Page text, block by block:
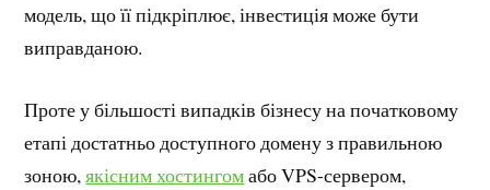
модель, що її підкріплює, інвестиція може бути
виправданою.
Проте у більшості випадків бізнесу на початковому
етапі достатньо доступного домену з правильною
зоною,якісним хостингомабо VPS-сервером,